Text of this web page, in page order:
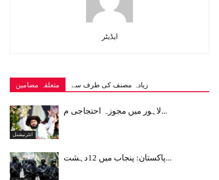
ایڈیٹر
متعلقہ مضامین زیادہ مصنف کی طرف سے
انٹرنیشنل
لاہور میں مجوزہ احتجاجی م...
پاکستان: پنجاب میں 12دہشت...